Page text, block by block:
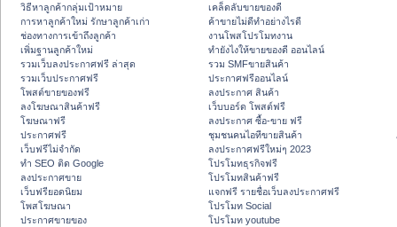
วิธีหาลูกค้ากลุ่มเป้าหมาย
การหาลูกค้าใหม่ รักษาลูกค้าเก่า
ช่องทางการเข้าถึงลูกค้า
เพิ่มฐานลูกค้าใหม่
รวมเว็บลงประกาศฟรี ล่าสุด
รวมเว็บประกาศฟรี
โพสต์ขายของฟรี
ลงโฆษณาสินค้าฟรี
โฆษณาฟรี
ประกาศฟรี
เว็บฟรีไม่จำกัด
ทำ SEO ติด Google
ลงประกาศขาย
เว็บฟรียอดนิยม
โพสโฆษณา
ประกาศขายของ
เคล็ดลับขายของดี
ค้าขายไม่ดีทำอย่างไรดี
งานโพสโปรโมทงาน
ทํายังไงให้ขายของดี ออนไลน์
รวม SMFขายสินค้า
ประกาศฟรีออนไลน์
ลงประกาศ สินค้า
เว็บบอร์ด โพสต์ฟรี
ลงประกาศ ซื้อ-ขาย ฟรี
ชุมชนคนไอทีขายสินค้า
ลงประกาศฟรีใหม่ๆ 2023
โปรโมทธุรกิจฟรี
โปรโมทสินค้าฟรี
แจกฟรี รายชื่อเว็บลงประกาศฟรี
โปรโมท Social
โปรโมท youtube